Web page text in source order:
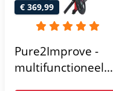
€ 369,99
Pure2Improve -
multifunctioneel